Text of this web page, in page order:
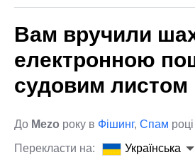
Вам вручили
електронною
судовим листом
До Mezo року в Фішинг, Спам році
Перекласти на:
Українська